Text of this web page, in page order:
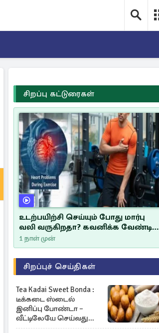
சிறப்பு கட்டுரைகள்
உடற்பயிற்சி செய்யும் போது மார்பு
வலி வருகிறதா? கவனிக்க வேண்டிய
எச்சரிக்கை அறிகுறிகள்
1 நாள் முன்
சிறப்புச் செய்திகள்
Tea Kadai Sweet Bonda :
டீக்கடை ஸ்டைல்
இனிப்பு போண்டா –
வீட்டிலேயே செய்வது
எப்படி?